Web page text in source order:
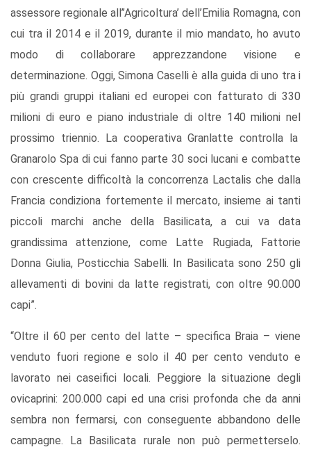
assessore regionale all’’Agricoltura’ dell’Emilia Romagna, con
cui tra il 2014 e il 2019, durante il mio mandato, ho avuto
modo di collaborare apprezzandone visione e
determinazione. Oggi, Simona Caselli è alla guida di uno tra i
più grandi gruppi italiani ed europei con fatturato di 330
milioni di euro e piano industriale di oltre 140 milioni nel
prossimo triennio. La cooperativa Granlatte controlla la
Granarolo Spa di cui fanno parte 30 soci lucani e combatte
con crescente difficoltà la concorrenza Lactalis che dalla
Francia condiziona fortemente il mercato, insieme ai tanti
piccoli marchi anche della Basilicata, a cui va data
grandissima attenzione, come Latte Rugiada, Fattorie
Donna Giulia, Posticchia Sabelli. In Basilicata sono 250 gli
allevamenti di bovini da latte registrati, con oltre 90.000
capi”.
“Oltre il 60 per cento del latte – specifica Braia – viene
venduto fuori regione e solo il 40 per cento venduto e
lavorato nei caseifici locali. Peggiore la situazione degli
ovicaprini: 200.000 capi ed una crisi profonda che da anni
sembra non fermarsi, con conseguente abbandono delle
campagne. La Basilicata rurale non può permetterselo.